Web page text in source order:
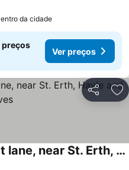
da cidade
preços
Ver preços
Partilhar
Converted Barn on quiet lane, near St. Erth, Hayle and St. Ives